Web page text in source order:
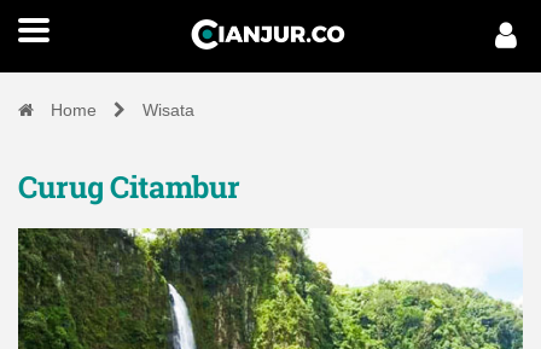
Home Wisata
Curug Citambur